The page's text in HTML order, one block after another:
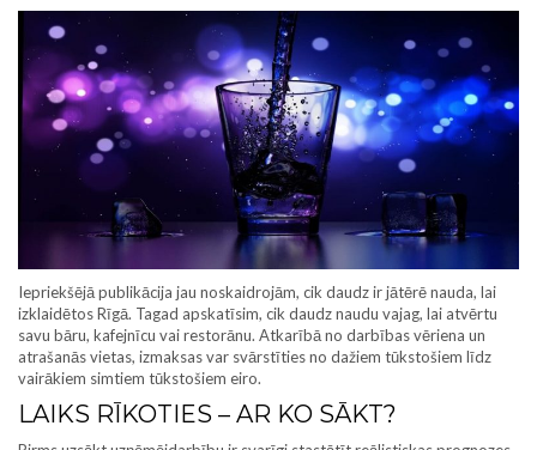
Iepriekšējā publikācija jau noskaidrojām, cik daudz ir jātērē nauda, lai
izklaidētos Rīgā. Tagad apskatīsim, cik daudz naudu vajag, lai atvērtu
savu bāru, kafejnīcu vai restorānu. Atkarībā no darbības vēriena un
atrašanās vietas, izmaksas var svārstīties no dažiem tūkstošiem līdz
vairākiem simtiem tūkstošiem eiro.
LAIKS RĪKOTIES – AR KO SĀKT?